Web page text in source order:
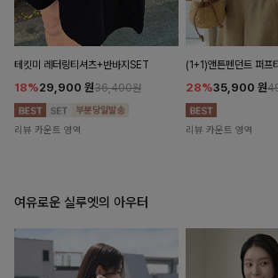
테킷미 레터링티셔츠+반바지SET
18%29,900 원36,400원
리뷰 카운트 영역
(1+1)앤튼펜던트 퍼프
28%35,900 원
리뷰 카운트 영역
여유로운 실루엣의 아우터